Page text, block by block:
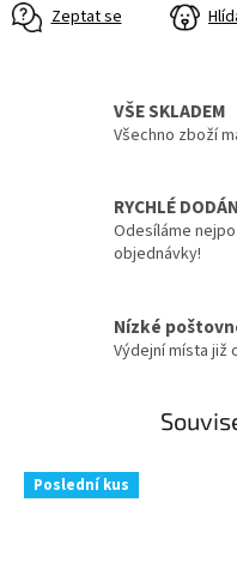
Zeptat se
VŠE SKLADEM
Všechno zboží
RYCHLÉ
Odesíláme
objednávky!
Nízké
Výdejní místa již
Poslední kus